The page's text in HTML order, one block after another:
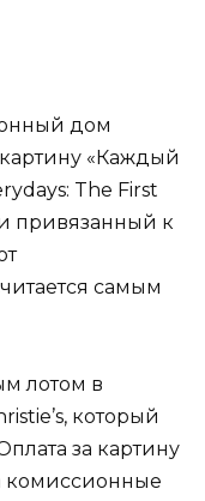
дом
«Каждый
The First
привязанный к
самым
лотом в
который
за картину
комиссионные